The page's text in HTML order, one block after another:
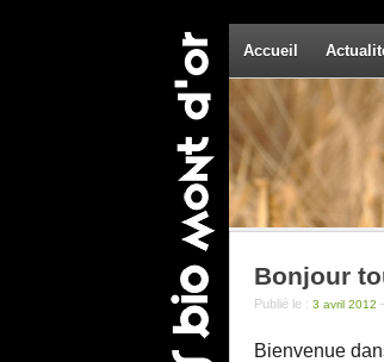
Accueil
Bonjour
Publié le : 3 avril 2012
Bienvenue